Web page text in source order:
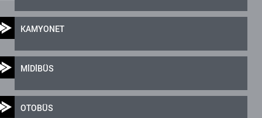
KAMYONET
MİDİBÜS
OTOBÜS